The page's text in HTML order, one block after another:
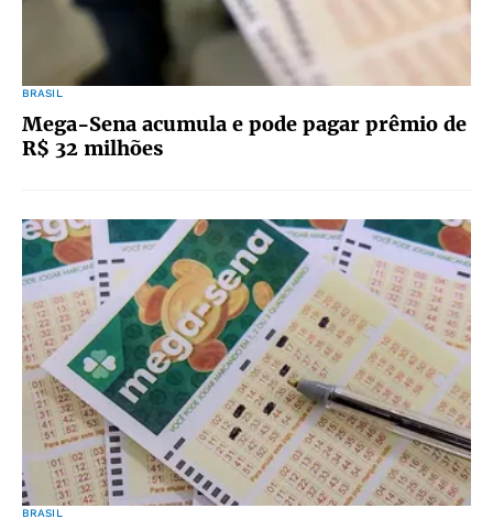
BRASIL
Mega-Sena acumula e pode pagar prêmio de
R$ 32 milhões
BRASIL